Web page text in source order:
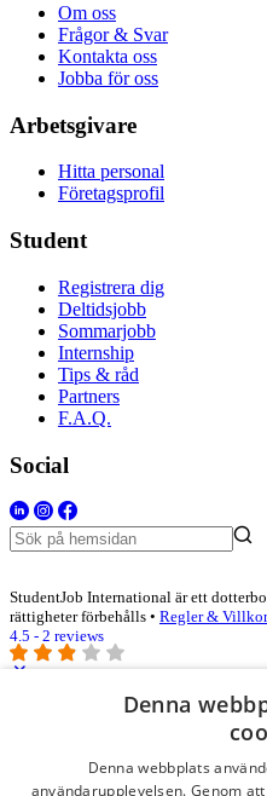
Om oss
Frågor & Svar
Kontakta oss
Jobba för oss
Arbetsgivare
Hitta personal
Företagsprofil
Student
Registrera dig
Deltidsjobb
Sommarjobb
Internship
Tips & råd
Partners
F.A.Q.
Social
StudentJob International är ett
rättigheter förbehålls • Regler & Villkor
4.5 - 2 reviews
Logga in som företag
Denna
Denna webbplats
användarupplevelsen. Genom